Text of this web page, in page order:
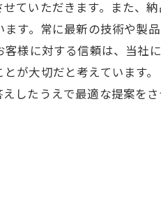
ていただきます。また、
ます。常に最新の技術や製
客様に対する信頼は、当社
が大切だと考えています
したうえで最適な提案を